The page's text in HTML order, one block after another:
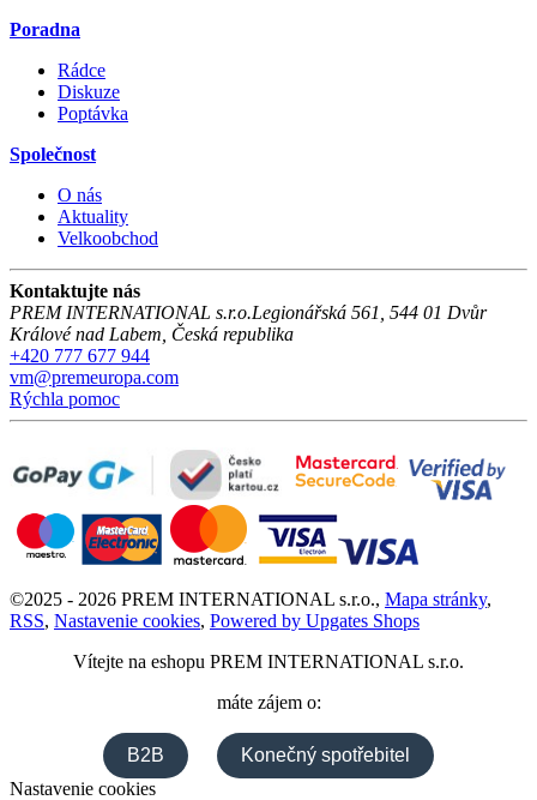
Poradna
Rádce
Diskuze
Poptávka
Společnost
O nás
Aktuality
Velkoobchod
Kontaktujte nás
PREM INTERNATIONAL s.r.o.Legionářská 561 544 01 Dvůr
Králové nad Labem Česká republika
+420 777 677 944
vm@premeuropa.com
Rýchla pomoc
©2025 - 2026 PREM INTERNATIONAL s.r.o., Mapa stránky,
RSS, Nastavenie cookies, Powered by Upgates Shops
Vítejte na eshopu PREM INTERNATIONAL s.r.o.
máte zájem o:
B2B
Konečný spotřebitel
Nastavenie cookies